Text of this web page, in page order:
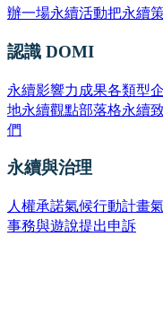
辦一場永續活動把永續
認識 DOMI
永續影響力成果各類型
地永續觀點部落格永續
們
永續與治理
人權承諾氣候行動計畫
事務與遊說提出申訴